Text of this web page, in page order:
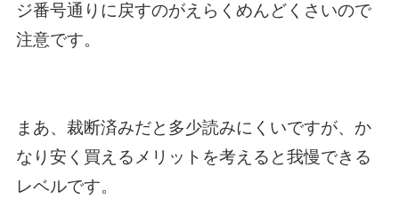
ジ番号通りに戻すのがえらくめんどくさいので
注意です。
まあ、裁断済みだと多少読みにくいですが、か
なり安く買えるメリットを考えると我慢できる
レベルです。